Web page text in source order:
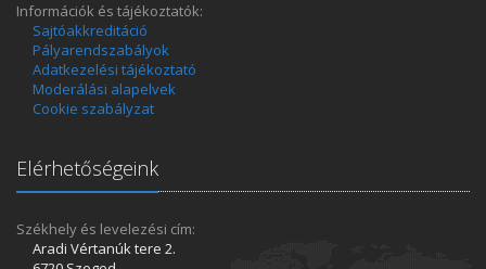
Információk és tájékoztatók:
Sajtóakkreditáció
Pályarendszabályok
Adatkezelési tájékoztató
Moderálási alapelvek
Cookie szabályzat
Elérhetőségeink
Székhely és levelezési cím:
Aradi Vértanúk tere 2.